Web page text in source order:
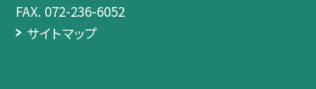
FAX. 072-236-6052
サイトマップ